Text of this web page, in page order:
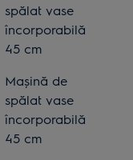
spălat vase
încorporabilă
45 cm
Mașină de
spălat vase
încorporabilă
45 cm